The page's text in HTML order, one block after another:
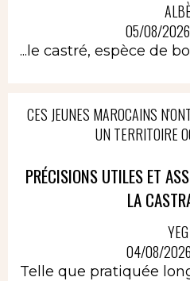
ALBÈ
05/08/
...le castré, espèce de
CES JEUNES MAROCAINS
UN TERRITOIRE
PRÉCISIONS UTILES ET
LA
YEG
04/08/
Telle que pratiquée